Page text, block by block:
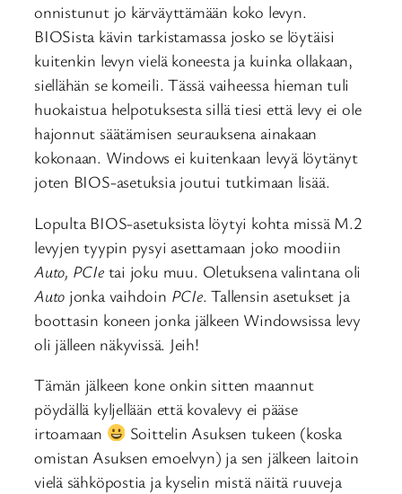
onnistunut jo kärväyttämään koko levyn.
BIOSista kävin tarkistamassa josko se löytäisi
kuitenkin levyn vielä koneesta ja kuinka ollakaan,
siellähän se komeili. Tässä vaiheessa hieman tuli
huokaistua helpotuksesta sillä tiesi että levy ei ole
hajonnut säätämisen seurauksena ainakaan
kokonaan. Windows ei kuitenkaan levyä löytänyt
joten BIOS-asetuksia joutui tutkimaan lisää.
Lopulta BIOS-asetuksista löytyi kohta missä M.2
levyjen tyypin pysyi asettamaan joko moodiin
Auto, PCIetai joku muu. Oletuksena valintana oli
Auto jonka vaihdoin PCIe. Tallensin asetukset ja
boottasin koneen jonka jälkeen Windowsissa levy
oli jälleen näkyvissä. Jeih!
Tämän jälkeen kone onkin sitten maannut
pöydällä kyljellään että kovalevy ei pääse
irtoamaan
Soittelin Asuksen tukeen (koska
omistan Asuksen emoelvyn) ja sen jälkeen laitoin
vielä sähköpostia ja kyselin mistä näitä ruuveja